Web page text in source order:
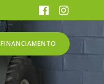
FINANCIAMENTO